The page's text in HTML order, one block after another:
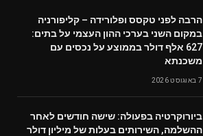
הרבה לפני טקסס ופלורידה – קליפורניה
במקום השני בערכי ההון העצמי על בתים:
627 אלף דולר בממוצע על נכסים עם
משכנתא
7 באוגוסט 2026
ביורוקרטיה בפעולה: שישה חודשים לאחר
ההשלמה, השירותים בעלות של מיליון דולר